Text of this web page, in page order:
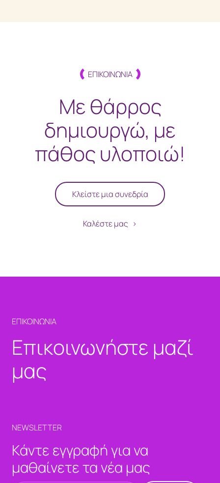
ΕΠΙΚΟΙΝΩΝΙΑ
Με θάρρος
δημιουργώ, με
πάθος υλοποιώ!
Κλείστε μια συνεδρία
Καλέστε μας
ΕΠΙΚΟΙΝΩΝΙΑ
Επικοινωνήστε μαζί
μας
NEWSLETTER
Κάντε εγγραφή για να
μαθαίνετε τα νέα μας